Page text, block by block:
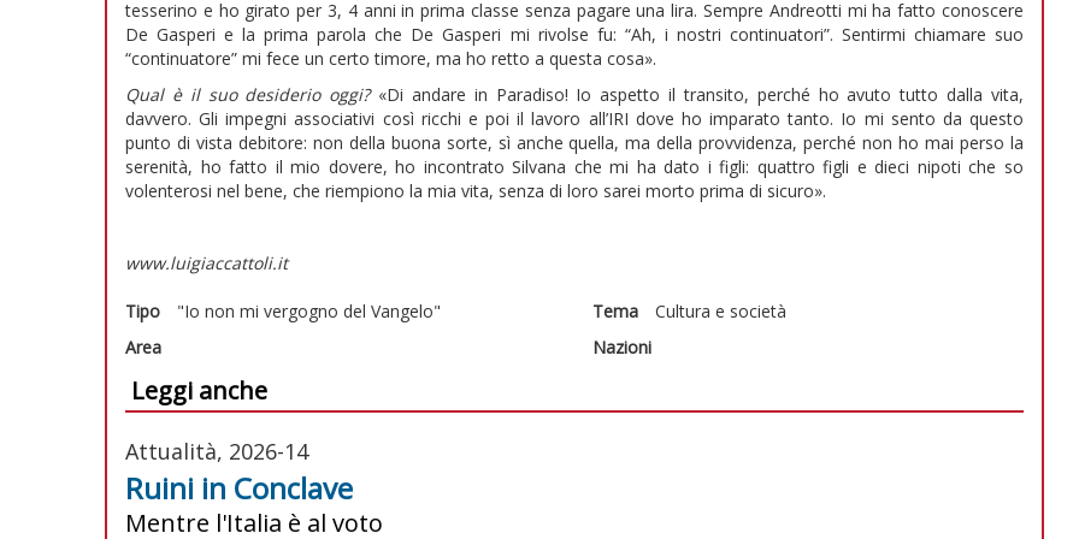
tesserino e ho girato per 3, 4 anni in prima classe senza pagare una lira. Sempre Andreotti mi ha fatto conoscere
De Gasperi e la prima parola che De Gasperi mi rivolse fu: “Ah, i nostri continuatori”. Sentirmi chiamare suo
“continuatore” mi fece un certo timore, ma ho retto a questa cosa».
Qual è il suo desiderio oggi?«Di andare in Paradiso! Io aspetto il transito, perché ho avuto tutto dalla vita,
davvero. Gli impegni associativi così ricchi e poi il lavoro all’IRI dove ho imparato tanto. Io mi sento da questo
punto di vista debitore: non della buona sorte, sì anche quella, ma della provvidenza, perché non ho mai perso la
serenità, ho fatto il mio dovere, ho incontrato Silvana che mi ha dato i figli: quattro figli e dieci nipoti che so
volenterosi nel bene, che riempiono la mia vita, senza di loro sarei morto prima di sicuro».
www.luigiaccattoli.it
Tipo "Io non mi vergogno del Vangelo" Tema
Cultura e società
Area
Nazioni
Leggi anche
Attualità, 2026-14
Ruini in Conclave
Mentre l'Italia è al voto